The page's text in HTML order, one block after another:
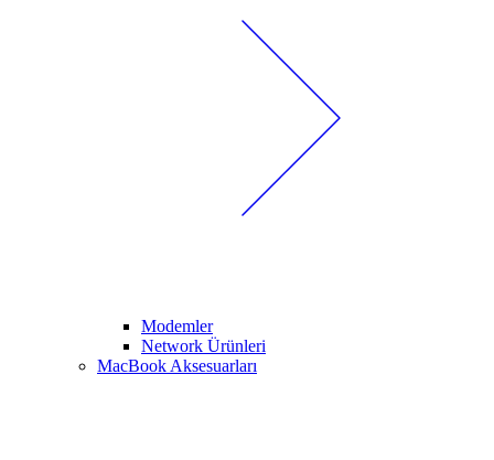
Modemler
Network Ürünleri
MacBook Aksesuarları